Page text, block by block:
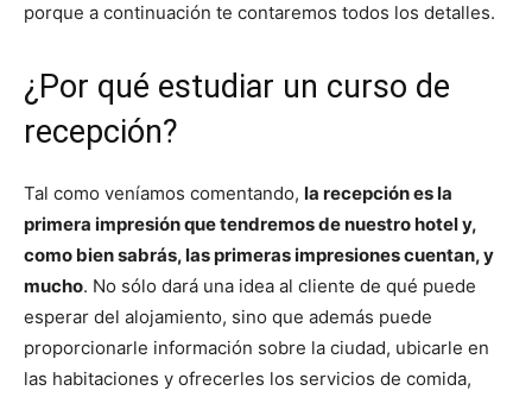
porque a continuación te contaremos todos los detalles.
¿Por qué estudiar un curso de
recepción?
Tal como veníamos comentando, la recepción es la
primera impresión que tendremos de nuestro hotel y,
como bien sabrás, las primeras impresiones cuentan, y
mucho. No sólo dará una idea al cliente de qué puede
esperar del alojamiento, sino que además puede
proporcionarle información sobre la ciudad, ubicarle en
las habitaciones y ofrecerles los servicios de comida,